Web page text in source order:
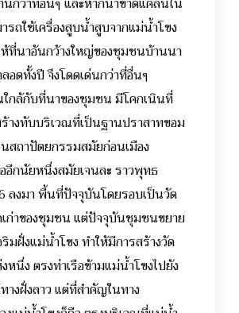
รถใช้เครื่องสูบน้ำสูบจากแม่น้ำโขง
ห้ที่นาอันกว้างใหญ่ของชุมชนบ้านนา
อดทั้งปี จึงโดดเด่นกว่าที่อื่นๆ
กล้กับที่นาของชุมชน มีโคกเนินที่
ร้างทับบริเวณที่เป็นฐานปราสาทขอม
สถาปัตยกรรมสมัยก่อนเมือง
กนัยหนึ่งสมัยเจนละ ราวพุทธ
ลงมา พื้นที่ปัจจุบันโดยรอบเป็นวัด
ก่าของชุมชน แต่ปัจจุบันชุมชนขยาย
มฝั่งแม่น้ำโขง ทำให้มีการสร้างวัด
นึ่ง ตรงท่าเรือข้ามแม่น้ำโขงไปยัง
างฝั่งลาว แต่ที่สำคัญในทาง